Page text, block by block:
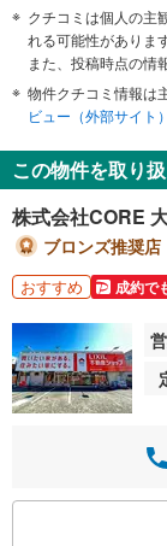
クチコミは個人の主
れる可能性があります
また、投稿時点の情
物件クチコミ情報は
ビュー（外部サイト）
この物件を取り
株式会社CORE
ブロンズ推奨店
おすすめ 成約で